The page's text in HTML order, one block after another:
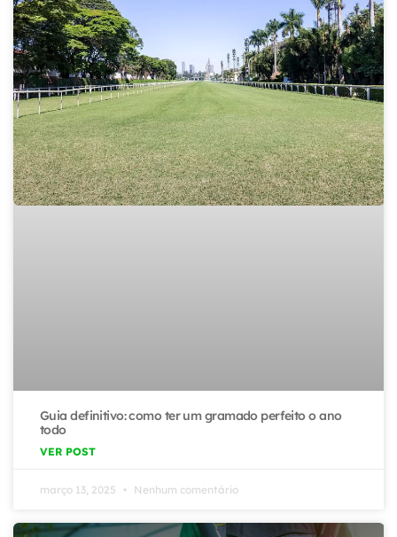
Guia definitivo: como ter um gramado perfeito o ano
todo
VER POST
março 13, 2025 Nenhum comentário